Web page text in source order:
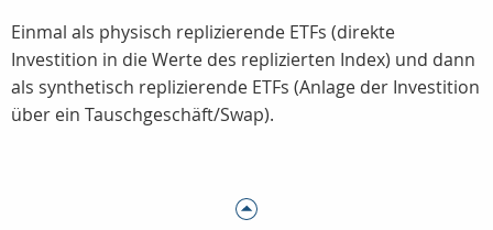
Einmal als physisch replizierende ETFs (direkte
Investition in die Werte des replizierten Index) und dann
als synthetisch replizierende ETFs (Anlage der Investition
über ein Tauschgeschäft/Swap).